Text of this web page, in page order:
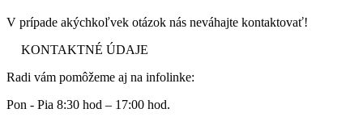
V prípade akýchkoľvek otázok nás neváhajte kontaktovať!
KONTAKTNÉ ÚDAJE
Radi vám pomôžeme aj na infolinke:
Pon - Pia 8:30 hod – 17:00 hod.